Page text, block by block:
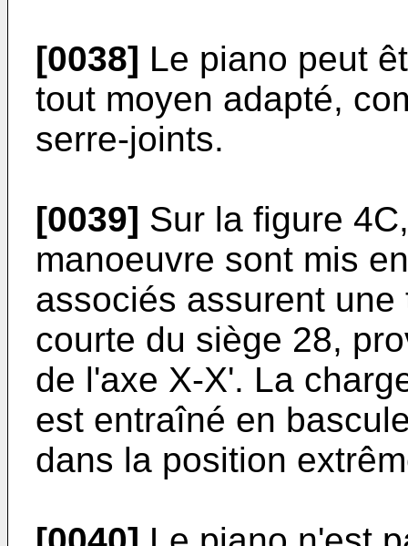
[0038] Le piano peut
tout moyen adapté,
serre-joints.
[0039] Sur la figure
manoeuvre sont mis
associés assurent
courte du siège 28,
de l'axe X-X'. La
est entraîné en
dans la position